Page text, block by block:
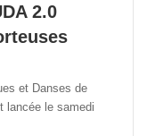
2.0
et Danses de
lancée le samedi